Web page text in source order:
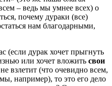
– ведь мы умнее всех) о
почему дураки (все)
нам благодарными,
(если дурак хочет прыгнуть
или хочет вложить свои
взлетит (что очевидно всем,
например), то это его дело